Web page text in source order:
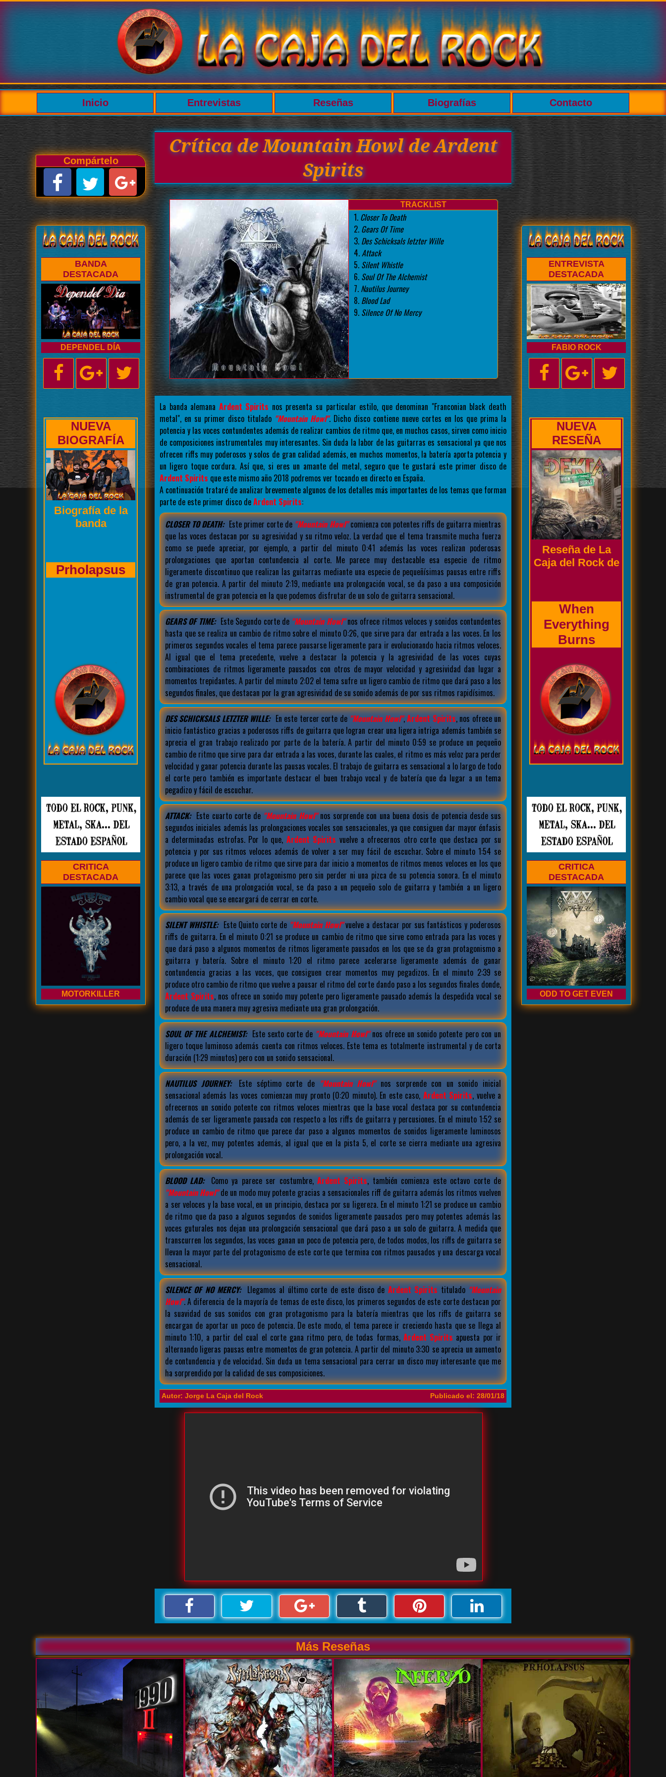
Inicio Entrevistas Reseñas Biografías Contacto
BANDA
DESTACADA
DEPENDEL DÍA
NUEVA
ENTREVISTA
Entrevista de La
Caja del Rock a
Kasuales
CRITICA
DESTACADA
MOTORKILLER
ENTREVISTA
DESTACADA
FABIO ROCK
NUEVA
BIOGRAFÍA
Biografía de la
banda
Prholapsus
CRITICA
DESTACADA
ODD TO GET EVEN
Crítica de Mountain Howl de Ardent
Spirits
Compártelo
TRACKLIST
1. Closer To Death
2. Gears Of Time
3. Des Schicksals letzter Wille
4.Attack
5. Silent Whistle
6. Soul Of The Alchemist
7. Nautilus Journey
8. Blood Lad
9. Silence Of No Mercy
La banda alemana Ardent Spirits nos presenta su particular estilo, que denominan "Franconian black death
metal", en su primer disco titulado "Mountain Howl". Dicho disco contiene nueve cortes en los que prima la
potencia y las voces contundentes además de realizar cambios de ritmo que, en muchos casos, sirven como inicio
de composiciones instrumentales muy interesantes. Sin duda la labor de las guitarras es sensacional ya que nos
ofrecen riffs muy poderosos y solos de gran calidad además, en muchos momentos, la batería aporta potencia y
un ligero toque cordura. Así que, si eres un amante del metal, seguro que te gustará este primer disco de
Ardent Spirits que este mismo año 2018 podremos ver tocando en directo en España.
A continuación trataré de analizar brevemente algunos de los detalles más importantes de los temas que forman
parte de este primer disco deArdent Spirits:
CLOSER TO DEATH: Este primer corte de "Mountain Howl"comienza con potentes riffs de guitarra mientras
que las voces destacan por su agresividad y su ritmo veloz. La verdad que el tema transmite mucha fuerza
como se puede apreciar, por ejemplo, a partir del minuto 0:41 además las voces realizan poderosas
prolongaciones que aportan contundencia al corte. Me parece muy destacable esa especie de ritmo
ligeramente discontinuo que realizan las guitarras mediante una especie de pequeñísimas pausas entre riffs
de gran potencia. A partir del minuto 2:19, mediante una prolongación vocal, se da paso a una composición
instrumental de gran potencia en la que podemos disfrutar de un solo de guitarra sensacional.
GEARS OF TIME: Este Segundo corte de "Mountain Howl"nos ofrece ritmos veloces y sonidos contundentes
hasta que se realiza un cambio de ritmo sobre el minuto 0:26, que sirve para dar entrada a las voces. En los
primeros segundos vocales el tema parece pausarse ligeramente para ir evolucionando hacia ritmos veloces.
Al igual que el tema precedente, vuelve a destacar la potencia y la agresividad de las voces cuyas
combinaciones de ritmos ligeramente pausados con otros de mayor velocidad y agresividad dan lugar a
momentos trepidantes. A partir del minuto 2:02 el tema sufre un ligero cambio de ritmo que dará paso a los
segundos finales, que destacan por la gran agresividad de su sonido además de por sus ritmos rapidísimos.
DES SCHICKSALS LETZTER WILLE: En este tercer corte de "Mountain Howl",Ardent Spirits, nos ofrece un
inicio fantástico gracias a poderosos riffs de guitarra que logran crear una ligera intriga además también se
aprecia el gran trabajo realizado por parte de la batería. A partir del minuto 0:59 se produce un pequeño
cambio de ritmo que sirve para dar entrada a las voces, durante las cuales, el ritmo es más veloz para perder
velocidad y ganar potencia durante las pausas vocales. El trabajo de guitarra es sensacional a lo largo de todo
el corte pero también es importante destacar el buen trabajo vocal y de batería que da lugar a un tema
pegadizo y fácil de escuchar.
ATTACK: Este cuarto corte de "Mountain Howl"nos sorprende con una buena dosis de potencia desde sus
segundos iniciales además las prolongaciones vocales son sensacionales, ya que consiguen dar mayor énfasis
a determinadas estrofas. Por lo que, Ardent Spirits vuelve a ofrecernos otro corte que destaca por su
potencia y por sus ritmos veloces además de volver a ser muy fácil de escuchar. Sobre el minuto 1:54 se
produce un ligero cambio de ritmo que sirve para dar inicio a momentos de ritmos menos veloces en los que
parece que las voces ganan protagonismo pero sin perder ni una pizca de su potencia sonora. En el minuto
3:13, a través de una prolongación vocal, se da paso a un pequeño solo de guitarra y también a un ligero
cambio vocal que se encargará de cerrar en corte.
SILENT WHISTLE: Este Quinto corte de "Mountain Howl"vuelve a destacar por sus fantásticos y poderosos
riffs de guitarra. En el minuto 0:21 se produce un cambio de ritmo que sirve como entrada para las voces y
que dará paso a algunos momentos de ritmos ligeramente pausados en los que se da gran protagonismo a
guitarra y batería. Sobre el minuto 1:20 el ritmo parece acelerarse ligeramente además de ganar
contundencia gracias a las voces, que consiguen crear momentos muy pegadizos. En el minuto 2:39 se
produce otro cambio de ritmo que vuelve a pausar el ritmo del corte dando paso a los segundos finales donde,
Ardent Spirits, nos ofrece un sonido muy potente pero ligeramente pausado además la despedida vocal se
produce de una manera muy agresiva mediante una gran prolongación.
SOUL OF THE ALCHEMIST: Este sexto corte de "Mountain Howl"nos ofrece un sonido potente pero con un
ligero toque luminoso además cuenta con ritmos veloces. Este tema es totalmente instrumental y de corta
duración (1:29 minutos) pero con un sonido sensacional.
NAUTILUS JOURNEY: Este séptimo corte de "Mountain Howl"nos sorprende con un sonido inicial
sensacional además las voces comienzan muy pronto (0:20 minuto). En este caso, Ardent Spirits, vuelve a
ofrecernos un sonido potente con ritmos veloces mientras que la base vocal destaca por su contundencia
además de ser ligeramente pausada con respecto a los riffs de guitarra y percusiones. En el minuto 1:52 se
produce un cambio de ritmo que parece dar paso a algunos momentos de sonidos ligeramente luminosos
pero, a la vez, muy potentes además, al igual que en la pista 5, el corte se cierra mediante una agresiva
prolongación vocal.
BLOOD LAD: Como ya parece ser costumbre,Ardent Spirits, también comienza este octavo corte de
"Mountain Howl"de un modo muy potente gracias a sensacionales riff de guitarra además los ritmos vuelven
a ser veloces y la base vocal, en un principio, destaca por su ligereza. En el minuto 1:21 se produce un cambio
de ritmo que da paso a algunos segundos de sonidos ligeramente pausados pero muy potentes además las
voces guturales nos dejan una prolongación sensacional que dará paso a un solo de guitarra. A medida que
transcurren los segundos, las voces ganan un poco de potencia pero, de todos modos, los riffs de guitarra se
llevan la mayor parte del protagonismo de este corte que termina con ritmos pausados y una descarga vocal
sensacional.
SILENCE OF NO MERCY: Llegamos al último corte de este disco de Ardent Spirits titulado "Mountain
Howl". A diferencia de la mayoría de temas de este disco, los primeros segundos de este corte destacan por
la suavidad de sus sonidos con gran protagonismo para la batería mientras que los riffs de guitarra se
encargan de aportar un poco de potencia. De este modo, el tema parece ir creciendo hasta que se llega al
minuto 1:10, a partir del cual el corte gana ritmo pero, de todas formas, Ardent Spirits apuesta por ir
alternando ligeras pausas entre momentos de gran potencia. A partir del minuto 3:30 se aprecia un aumento
de contundencia y de velocidad. Sin duda un tema sensacional para cerrar un disco muy interesante que me
ha sorprendido por la calidad de sus composiciones.
Autor: Jorge La Caja del Rock Publicado el: 28/01/18
Más Reseñas